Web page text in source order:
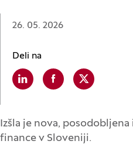
Datum:
26. 05. 2026
Deli na
Linkedin
(Odpre se v novem oknu)
Facebook
(Odpre se v
X
(Odpre se
Izšla je nova,
finance v Sloveniji.